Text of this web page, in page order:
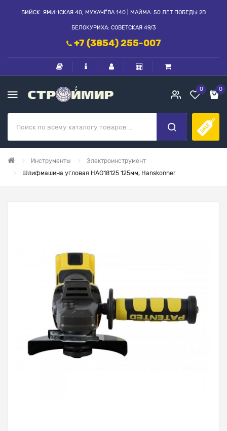
БИЙСК: ЯМИНСКАЯ 40, МУХАЧЁВА 140 | МАЙМА: 50 ЛЕТ ПОБЕДЫ 2В
БЕЛОКУРИХА: СОВЕТСКАЯ 49/3
+7 (3854) 255-007
0 0
Инструменты
Электроинструмент
Шлифмашина угловая НAG18125 125мм, Hаnskonner